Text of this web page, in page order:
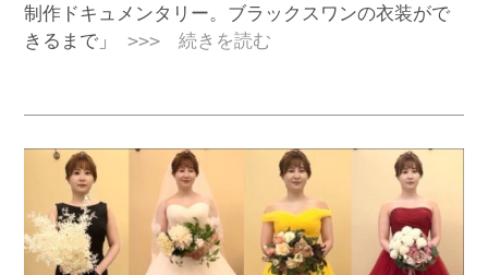
制作ドキュメンタリー。ブラックスワンの衣装がで
きるまで」 >>> 続きを読む